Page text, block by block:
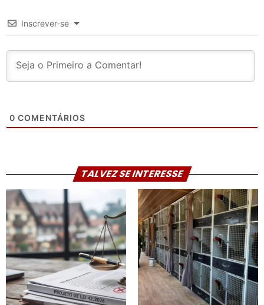
Inscrever-se
0 COMENTÁRIOS
TALVEZ SE INTERESSE